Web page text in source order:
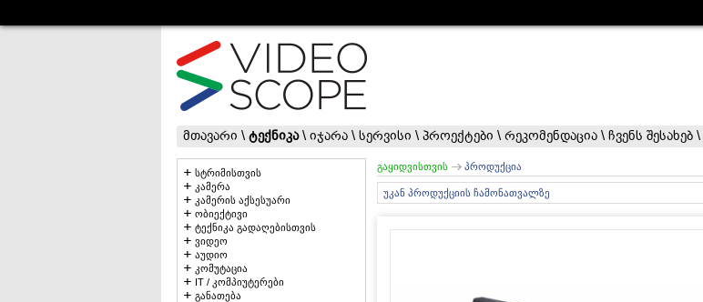
მთავარი \ ტექნიკა\ იჯარა \ სერვისი \ პროექტები \ რეკომენდაცია \ ჩვენს შესახებ \
სტრიმისთვის
კამერა
კამერის აქსესუარი
ობიექტივი
ტექნიკა გადაღებისთვის
ვიდეო
აუდიო
კომუტაცია
IT / კომპიუტერები
განათება
გაყიდვისთვის პროდუქცია
უკან პროდუქციის ჩამონათვალზე